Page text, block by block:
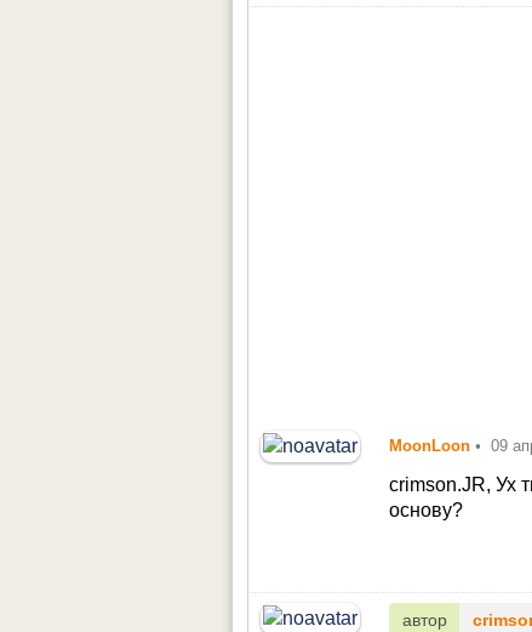
MoonLoon • 09
crimson.JR, Ух
основу?
автор